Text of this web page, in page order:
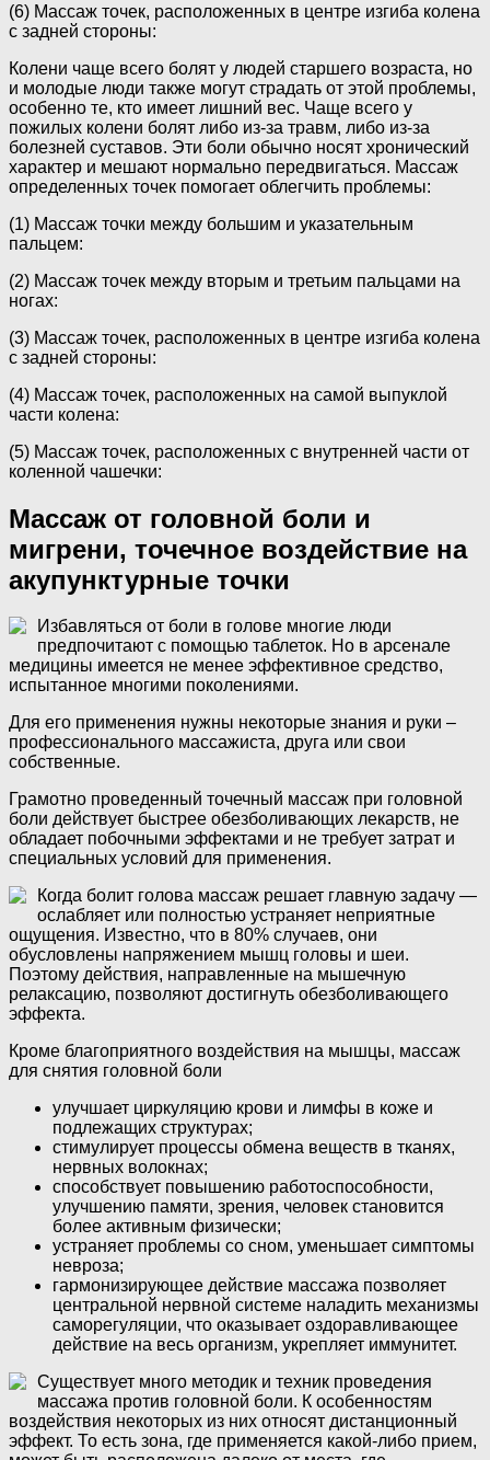
(6) Массаж точек, расположенных в центре изгиба колена
с задней стороны:
Колени чаще всего болят у людей старшего возраста, но
и молодые люди также могут страдать от этой проблемы,
особенно те, кто имеет лишний вес. Чаще всего у
пожилых колени болят либо из-за травм, либо из-за
болезней суставов. Эти боли обычно носят хронический
характер и мешают нормально передвигаться. Массаж
определенных точек помогает облегчить проблемы:
(1) Массаж точки между большим и указательным
пальцем:
(2) Массаж точек между вторым и третьим пальцами на
ногах:
(3) Массаж точек, расположенных в центре изгиба колена
с задней стороны:
(4) Массаж точек, расположенных на самой выпуклой
части колена:
(5) Массаж точек, расположенных с внутренней части от
коленной чашечки:
Массаж от головной боли и
мигрени, точечное воздействие на
акупунктурные точки
Избавляться от боли в голове многие люди
предпочитают с помощью таблеток. Но в арсенале
медицины имеется не менее эффективное средство,
испытанное многими поколениями.
Для его применения нужны некоторые знания и руки –
профессионального массажиста, друга или свои
собственные.
Грамотно проведенный точечный массаж при головной
боли действует быстрее обезболивающих лекарств, не
обладает побочными эффектами и не требует затрат и
специальных условий для применения.
Когда болит голова массаж решает главную задачу —
ослабляет или полностью устраняет неприятные
ощущения. Известно, что в 80% случаев, они
обусловлены напряжением мышц головы и шеи.
Поэтому действия, направленные на мышечную
релаксацию, позволяют достигнуть обезболивающего
эффекта.
Кроме благоприятного воздействия на мышцы, массаж
для снятия головной боли
улучшает циркуляцию крови и лимфы в коже и
подлежащих структурах;
стимулирует процессы обмена веществ в тканях,
нервных волокнах;
способствует повышению работоспособности,
улучшению памяти, зрения, человек становится
более активным физически;
устраняет проблемы со сном, уменьшает симптомы
невроза;
гармонизирующее действие массажа позволяет
центральной нервной системе наладить механизмы
саморегуляции, что оказывает оздоравливающее
действие на весь организм, укрепляет иммунитет.
Существует много методик и техник проведения
массажа против головной боли. К особенностям
воздействия некоторых из них относят дистанционный
эффект. То есть зона, где применяется какой-либо прием,